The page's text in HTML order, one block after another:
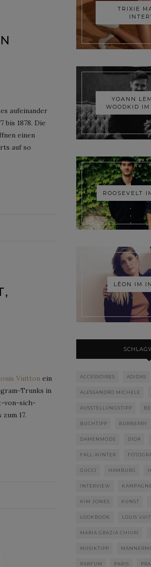
aufeinander
bis 1878. Die
einen
auf so
Vuitton ein
Trunks in
von-sich-
17.
TRIXIE
YOANN
WOODKID
ROOSEVELT
LÉON IM
ACCESSOIRES ADIDAS
ALESSANDRO MICHELE
AUSSTELLUNGSTIPP
BUCHTIPP BURBERRY
DAMENMODE DIOR
FALL-WINTER
GUCCI HAMBURG
INTERVIEW KAMPAGNE
KIM JONES KUNST
LOOKBOOK LOUIS
MARIA GRAZIA CHIURI
MUSIKTIPP
PARFUM PARIS